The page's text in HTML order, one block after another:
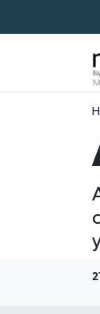
Gündem
Süper
Tüm